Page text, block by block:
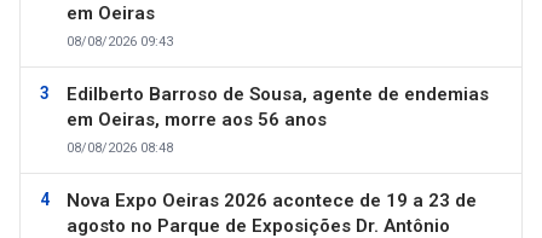
em Oeiras
08/08/2026 09:43
Edilberto Barroso de Sousa, agente de endemias
em Oeiras, morre aos 56 anos
08/08/2026 08:48
Nova Expo Oeiras 2026 acontece de 19 a 23 de
agosto no Parque de Exposições Dr. Antônio